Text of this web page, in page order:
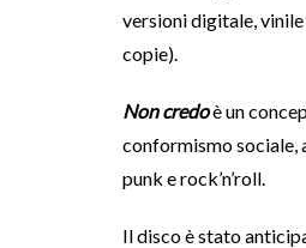
versioni digitale,
copie).
Non credoè un
conformismo sociale,
punk e rock’n’roll.
Il disco è stato